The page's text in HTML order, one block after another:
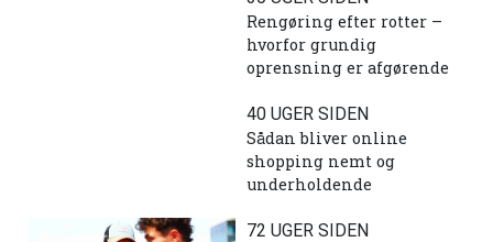
Rengøring efter rotter –
hvorfor grundig
oprensning er afgørende
40 UGER SIDEN
Sådan bliver online
shopping nemt og
underholdende
72 UGER SIDEN